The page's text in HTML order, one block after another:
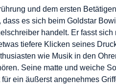
und dem ersten
dass es sich beim Goldstar
handelt. Er fasst sich
tiefere Klicken seines
wie Musik in den
Seine matte und weiche
ein äußerst angenehmes